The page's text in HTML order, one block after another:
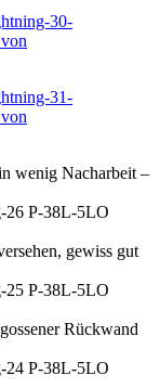
wenig Nacharbeit –
gewiss gut
Rückwand